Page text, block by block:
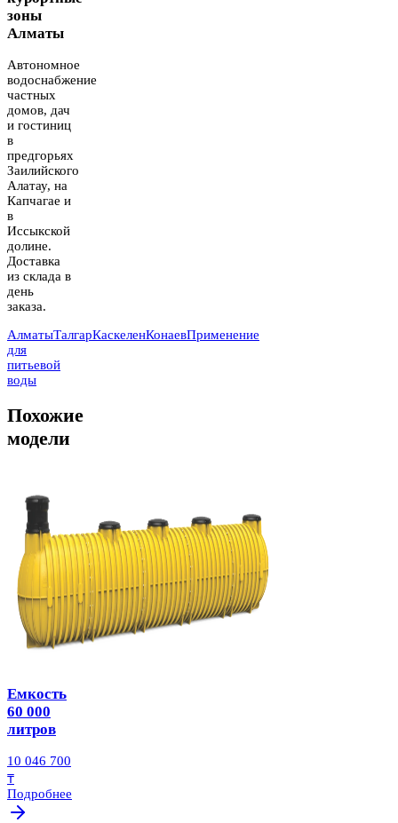
зоны
Алматы
Автономное
водоснабжение
частных
домов, дач
и гостиниц
в
предгорьях
Заилийского
Алатау, на
Капчагае и
в
Иссыкской
долине.
Доставка
из склада в
день
заказа.
АлматыТалгарКаскеленКонаевПрименение
для
питьевой
воды
Похожие
модели
Емкость
60 000
литров
10 046 700
₸
Подробнее